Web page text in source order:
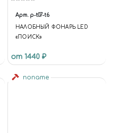
Арт. p-t07-t6
НАЛОБНЫЙ ФОНАРЬ LED
«ПОИСК»
от 1440 ₽
noname